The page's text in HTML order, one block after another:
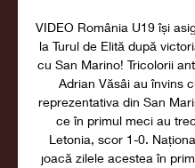
VIDEO România U19 își
la Turul de Elită după
cu San Marino! Tricolorii
Adrian Văsâi au învins
reprezentativa din San
ce în primul meci au
Letonia, scor 1-0.
joacă zilele acestea în